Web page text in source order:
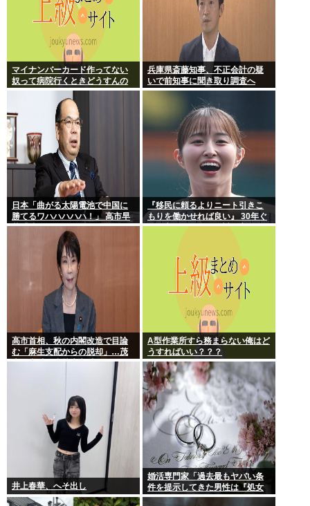
マイナンバーカード作ってない
奴って病院行くときどうすんの
兵庫県斎藤知事、不正会計の疑
いで前知事に聞き取り調査へ
日本「曲がる太陽電池で中国に
勝てるワハハハハハ！」 高市早
苗「勝てる！ ガハハハハハ
『移民に頼るよりニート引きこ
もりを働かせれば良い』 30年ぐ
らい言ってるけど絶対に実現し
高市首相、秋の内閣改造で目論
む「麻生支配からの脱却」…茂
木敏充氏も小林鷹之氏もクビ
A型作業所すら務まらない俺はど
うすればいい？？？
井上春華、へそ出し
婚活専門家「過去最もヤバい条
件を提示してきた男性は『処女
信仰』」ケンモメン…